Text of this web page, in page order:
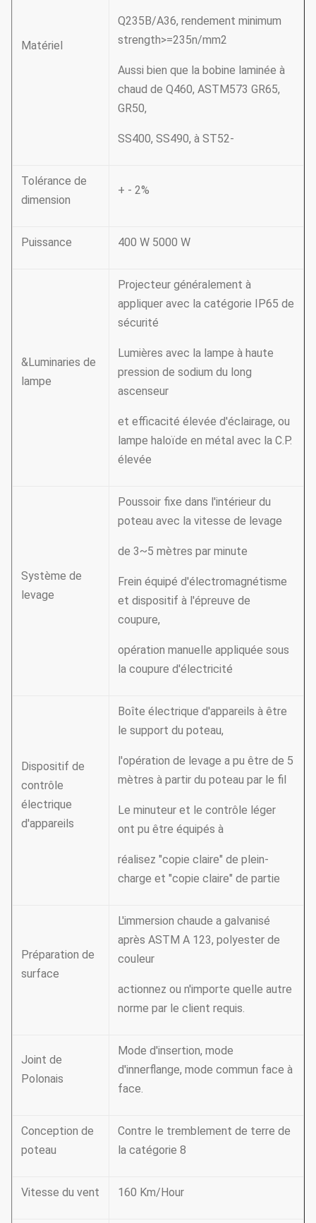
Matériel
Q235B/A36, rendement minimum
strength>=235n/mm2
Aussi bien que la bobine laminée à
chaud de Q460, ASTM573 GR65,
GR50,
SS400, SS490, à ST52-
Tolérance de
dimension
+ - 2%
Puissance 400 W 5000 W
&Luminaries de
lampe
Projecteur généralement à
appliquer avec la catégorie IP65 de
sécurité
Lumières avec la lampe à haute
pression de sodium du long
ascenseur
et efficacité élevée d'éclairage, ou
lampe haloïde en métal avec la C.P.
élevée
Système de
levage
Poussoir fixe dans l'intérieur du
poteau avec la vitesse de levage
de 3~5 mètres par minute
Frein équipé d'électromagnétisme
et dispositif à l'épreuve de
coupure,
opération manuelle appliquée sous
la coupure d'électricité
Dispositif de
contrôle
électrique
d'appareils
Boîte électrique d'appareils à être
le support du poteau,
l'opération de levage a pu être de 5
mètres à partir du poteau par le fil
Le minuteur et le contrôle léger
ont pu être équipés à
réalisez "copie claire" de plein-
charge et "copie claire" de partie
Préparation de
surface
L'immersion chaude a galvanisé
après ASTM A 123, polyester de
couleur
actionnez ou n'importe quelle autre
norme par le client requis.
Joint de
Polonais
Mode d'insertion, mode
d'innerflange, mode commun face à
face.
Conception de
poteau
Contre le tremblement de terre de
la catégorie 8
Vitesse du vent 160 Km/Hour